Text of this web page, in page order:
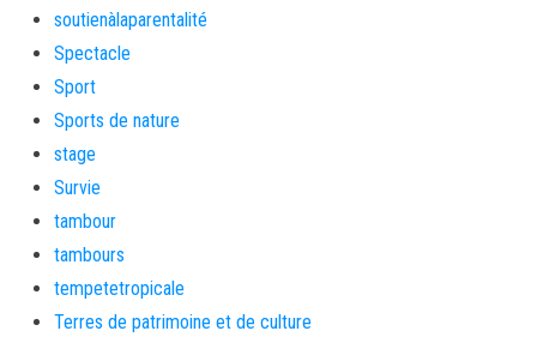
soutienàlaparentalité
Spectacle
Sport
Sports de nature
stage
Survie
tambour
tambours
tempetetropicale
Terres de patrimoine et de culture